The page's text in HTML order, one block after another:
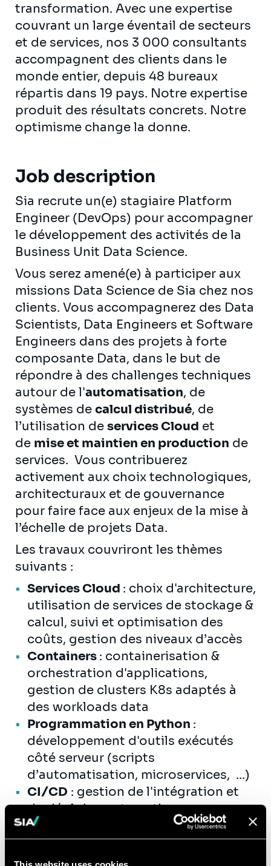
transformation. Avec une expertise
couvrant un large éventail de secteurs
et de services, nos 3 000 consultants
accompagnent des clients dans le
monde entier, depuis 48 bureaux
répartis dans 19 pays. Notre expertise
produit des résultats concrets. Notre
optimisme change la donne.
Job description
Sia recrute un(e) stagiaire Platform
Engineer (DevOps) pour accompagner
le développement des activités de la
Business Unit Data Science.
Vous serez amené(e) à participer aux
missions Data Science de Sia chez nos
clients. Vous accompagnerez des Data
Scientists, Data Engineers et Software
Engineers dans des projets à forte
composante Data, dans le but de
répondre à des challenges techniques
autour de l'automatisation, de
systèmes de calcul distribué, de
l’utilisation de services Cloud et
de mise et maintien en production de
services. Vous contribuerez
activement aux choix technologiques,
architecturaux et de gouvernance
pour faire face aux enjeux de la mise à
l’échelle de projets Data.
Les travaux couvriront les thèmes
suivants :
Services Cloud : choix d'architecture,
utilisation de services de stockage &
calcul, suivi et optimisation des
coûts, gestion des niveaux d’accès
Containers : containerisation &
orchestration d'applications,
gestion de clusters K8s adaptés à
des workloads data
Programmation en Python :
développement d'outils exécutés
côté serveur (scripts
d’automatisation, microservices, ...)
CI/CD : gestion de l'intégration et
du déploiement continu
d’applications à composante data.